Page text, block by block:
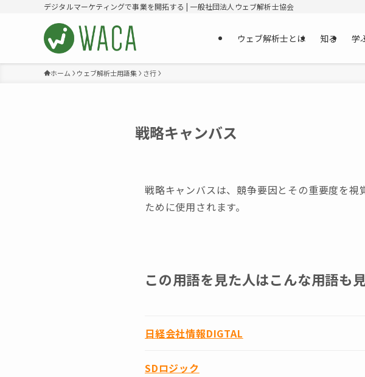
デジタルマーケティングで事業を開拓する | 一般社団法人ウェブ解析士協会
ウェブ解析士とは 知る 学
ホーム ウェブ解析士用語集 さ行
戦略キャンバス
戦略キャンバスは、競争要因とその重要度を
ために使用されます。
この用語を見た人はこんな用語も
日経会社情報DIGTAL
SDロジック